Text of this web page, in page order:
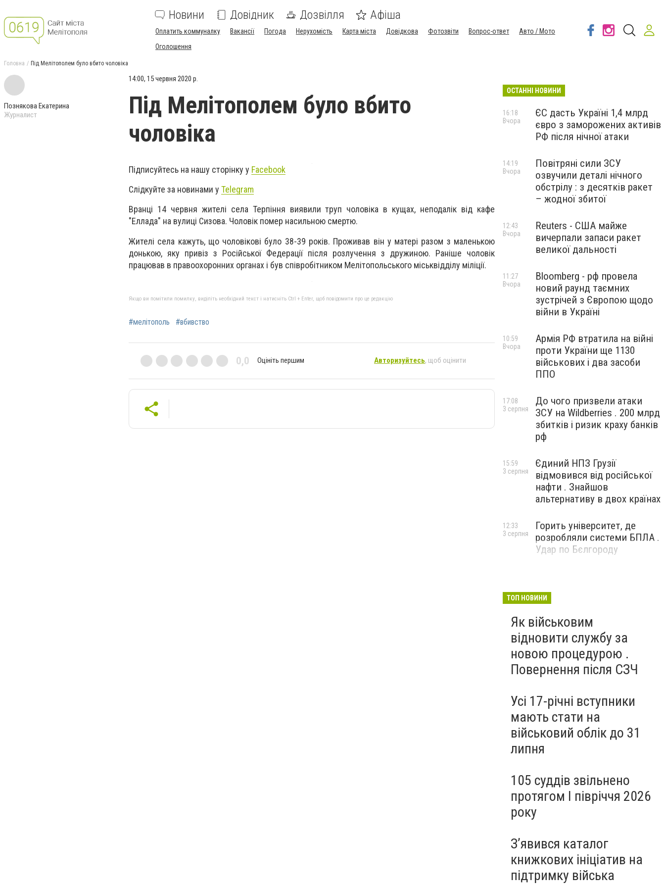
Новини Довідник Дозвілля Афіша
Оплатить коммуналку Вакансії Погода Нерухомість Карта міста Довідкова Фотозвіти Вопрос-ответ
Авто / Мото
Оголошення
Головна Під Мелітополем було вбито чоловіка
Познякова Екатерина
Журналист
14:00, 15 червня 2020 р.
Під Мелітополем було вбито
чоловіка
Підписуйтесь на нашу сторінку у Facebook
Слідкуйте за новинами у Telegram
Вранці 14 червня жителі села Терпіння виявили труп чоловіка в кущах, неподалік від кафе
"Еллада" на вулиці Сизова. Чоловік помер насильною смертю.
Жителі села кажуть, що чоловікові було 38-39 років. Проживав він у матері разом з маленькою
донькою, яку привіз з Російської Федерації після розлучення з дружиною. Раніше чоловік
працював в правоохоронних органах і був співробітником Мелітопольського міськвідділу міліції.
Якщо ви помітили помилку, виділіть необхідний текст і натисніть Ctrl + Enter, щоб повідомити про це редакцію
#мелітополь #вбивство
0,0 Оцініть першим Авторизуйтесь, щоб оцінити
ОСТАННІ НОВИНИ
ЄС дасть Україні 1,4 млрд
євро з заморожених активів
РФ після нічної атаки
16:18
Вчора
Повітряні сили ЗСУ
озвучили деталі нічного
обстрілу : з десятків ракет
– жодної збитої
14:19
Вчора
Reuters - США майже
вичерпали запаси ракет
великої дальності
12:43
Вчора
Bloomberg - рф провела
новий раунд таємних
зустрічей з Європою щодо
війни в Україні
11:27
Вчора
Армія РФ втратила на війні
проти України ще 1130
військових і два засоби
ППО
10:59
Вчора
До чого призвели атаки
ЗСУ на Wildberries . 200 млрд
збитків і ризик краху банків
рф
17:08
3 серпня
Єдиний НПЗ Грузії
відмовився від російської
нафти . Знайшов
альтернативу в двох країнах
15:59
3 серпня
Горить університет, де
розробляли системи БПЛА .
Удар по Бєлгороду
12:33
3 серпня
ТОП НОВИНИ
Як військовим
відновити службу за
новою процедурою .
Повернення після СЗЧ
Усі 17-річні вступники
мають стати на
військовий облік до 31
липня
105 суддів звільнено
протягом I півріччя 2026
року
З’явився каталог
книжкових ініціатив на
підтримку війська